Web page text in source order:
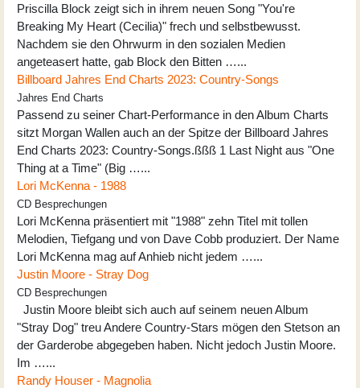
Priscilla Block zeigt sich in ihrem neuen Song "You're
Breaking My Heart (Cecilia)" frech und selbstbewusst.
Nachdem sie den Ohrwurm in den sozialen Medien
angeteasert hatte, gab Block den Bitten …...
Billboard Jahres End Charts 2023: Country-Songs
Jahres End Charts
Passend zu seiner Chart-Performance in den Album Charts
sitzt Morgan Wallen auch an der Spitze der Billboard Jahres
End Charts 2023: Country-Songs.ßßß 1 Last Night aus "One
Thing at a Time" (Big …...
Lori McKenna - 1988
CD Besprechungen
Lori McKenna präsentiert mit "1988" zehn Titel mit tollen
Melodien, Tiefgang und von Dave Cobb produziert. Der Name
Lori McKenna mag auf Anhieb nicht jedem …...
Justin Moore - Stray Dog
CD Besprechungen
Justin Moore bleibt sich auch auf seinem neuen Album
"Stray Dog" treu Andere Country-Stars mögen den Stetson an
der Garderobe abgegeben haben. Nicht jedoch Justin Moore.
Im …...
Randy Houser - Magnolia